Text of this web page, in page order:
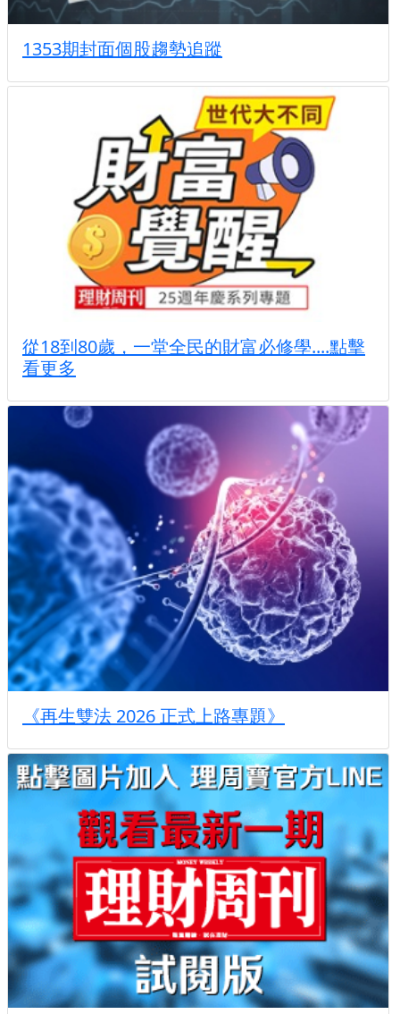
1353期封面個股趨勢追蹤
從18到80歲，一堂全民的財富必修學....點擊
看更多
《再生雙法 2026 正式上路專題》